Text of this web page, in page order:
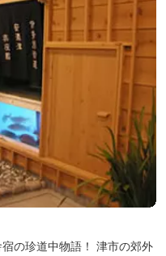
の珍道中物語！ 津市の郊外